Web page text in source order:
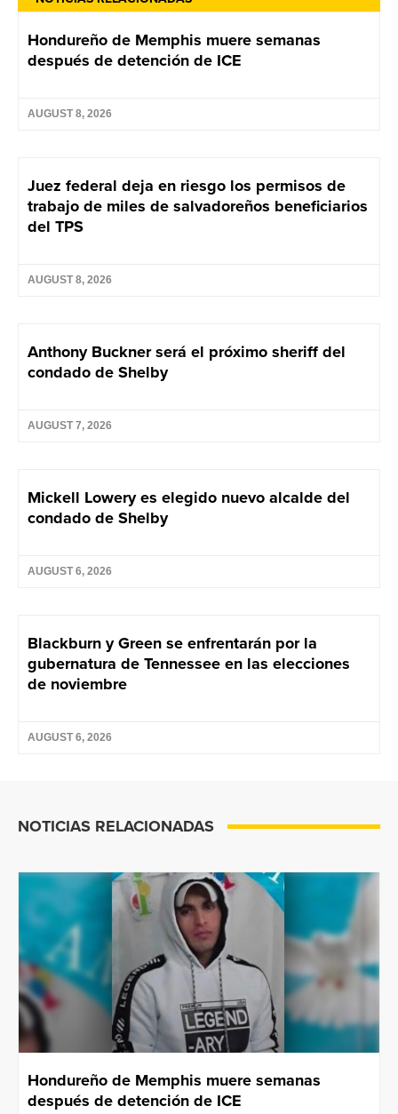
Hondureño de Memphis muere semanas
después de detención de ICE
AUGUST 8, 2026
Juez federal deja en riesgo los permisos de
trabajo de miles de salvadoreños beneficiarios
del TPS
AUGUST 8, 2026
Anthony Buckner será el próximo sheriff del
condado de Shelby
AUGUST 7, 2026
Mickell Lowery es elegido nuevo alcalde del
condado de Shelby
AUGUST 6, 2026
Blackburn y Green se enfrentarán por la
gubernatura de Tennessee en las elecciones
de noviembre
AUGUST 6, 2026
NOTICIAS RELACIONADAS
Hondureño de Memphis muere semanas
después de detención de ICE